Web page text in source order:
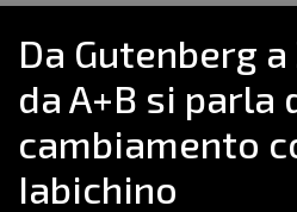
Da Gutenberg
da A+B si parla
cambiamento
Iabichino